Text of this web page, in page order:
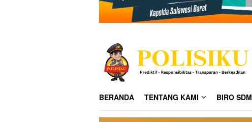
BERANDA TENTANG KAMI BIRO SDM